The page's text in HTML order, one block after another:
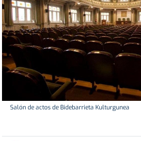
Salón de actos de Bidebarrieta Kulturgunea